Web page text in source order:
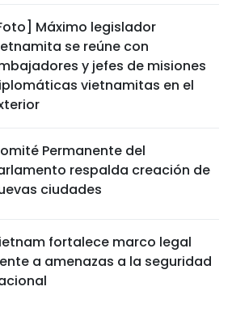
Máximo legislador
se reúne con
y jefes de misiones
vietnamitas en el
Permanente del
respalda creación de
ciudades
fortalece marco legal
a amenazas a la seguridad